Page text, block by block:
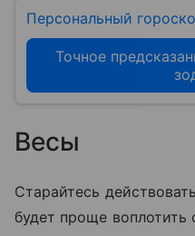
Персональный
Точное
Весы
Старайтесь
будет проще